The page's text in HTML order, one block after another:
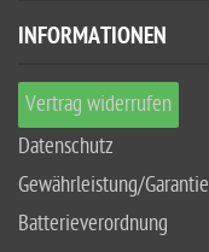
INFORMATIONEN
Vertrag widerrufen
Datenschutz
Gewährleistung/Garantie
Batterieverordnung